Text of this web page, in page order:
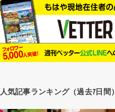
人気記事ランキング（過去7日間）